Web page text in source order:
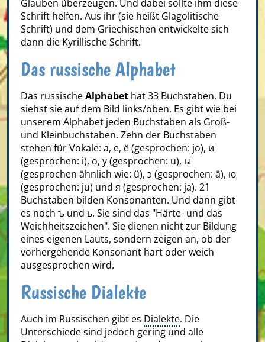
Glauben überzeugen. Und dabei sollte ihm diese
Schrift helfen. Aus ihr (sie heißt Glagolitische
Schrift) und dem Griechischen entwickelte sich
dann die Kyrillische Schrift.
Das russische Alphabet
Das russischeAlphabet hat 33 Buchstaben. Du
siehst sie auf dem Bild links/oben. Es gibt wie bei
unserem Alphabet jeden Buchstaben als Groß-
und Kleinbuchstaben. Zehn der Buchstaben
stehen für Vokale: а, е, ё (gesprochen: jo), и
(gesprochen: i), о, у (gesprochen: u), ы
(gesprochen ähnlich wie: ü), э (gesprochen: ä), ю
(gesprochen: ju) und я (gesprochen: ja). 21
Buchstaben bilden Konsonanten. Und dann gibt
es noch ъ und ь. Sie sind das "Härte- und das
Weichheitszeichen". Sie dienen nicht zur Bildung
eines eigenen Lauts, sondern zeigen an, ob der
vorhergehende Konsonant hart oder weich
ausgesprochen wird.
Russische Dialekte
Auch im Russischen gibt es Dialekte. Die
Unterschiede sind jedoch gering und alle